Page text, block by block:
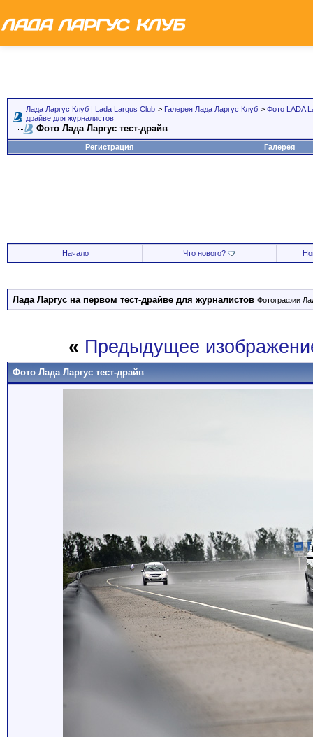
Лада Ларгус Клуб | Lada Largus Club > Галерея Лада Ларгус Клуб > Фото LADA
драйве для журналистов
Фото Лада Ларгус тест-драйв
Регистрация Галерея
Начало Что нового?
Лада Ларгус на первом тест-драйве для журналистов Фотографии
« Предыдущее
Фото Лада Ларгус тест-драйв